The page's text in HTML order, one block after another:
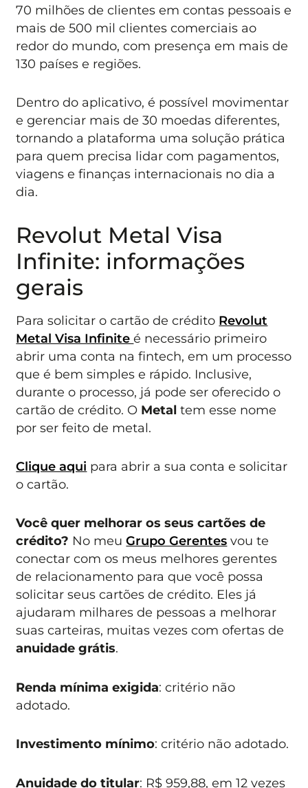
70 milhões de clientes em contas pessoais e
mais de 500 mil clientes comerciais ao
redor do mundo, com presença em mais de
130 países e regiões.
Dentro do aplicativo, é possível movimentar
e gerenciar mais de 30 moedas diferentes,
tornando a plataforma uma solução prática
para quem precisa lidar com pagamentos,
viagens e finanças internacionais no dia a
dia.
Revolut Metal Visa
Infinite: informações
gerais
Para solicitar o cartão de crédito Revolut
Metal Visa Infiniteé necessário primeiro
abrir uma conta na fintech, em um processo
que é bem simples e rápido. Inclusive,
durante o processo, já pode ser oferecido o
cartão de crédito. O Metal tem esse nome
por ser feito de metal.
Clique aqui para abrir a sua conta e solicitar
o cartão.
Você quer melhorar os seus cartões de
crédito? No meuGrupo Gerentes vou te
conectar com os meus melhores gerentes
de relacionamento para que você possa
solicitar seus cartões de crédito. Eles já
ajudaram milhares de pessoas a melhorar
suas carteiras, muitas vezes com ofertas de
anuidade grátis.
Renda mínima exigida: critério não
adotado.
Investimento mínimo: critério não adotado.
Anuidade do titular: R$ 959,88, em 12 vezes